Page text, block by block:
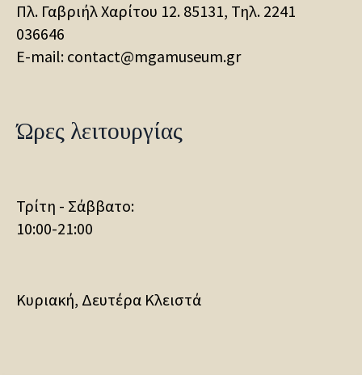
Πλ. Γαβριήλ Χαρίτου 12. 85131, Τηλ. 2241
036646
E-mail: contact@mgamuseum.gr
Ώρες λειτουργίας
Τρίτη - Σάββατο:
10:00-21:00
Κυριακή, Δευτέρα Κλειστά